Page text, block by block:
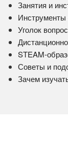
Занятия и
Инструменты
Уголок
STEAM-
Советы и
Зачем